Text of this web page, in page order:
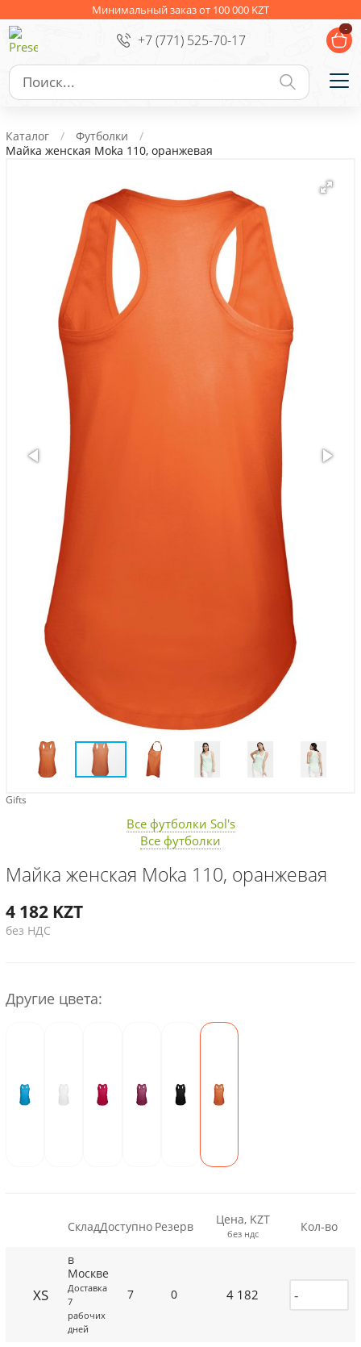
Минимальный заказ от 100 000 KZT
+7 (771) 525-70-17
-
Ежедневники Новогодние подарки
Сувениры к праздникам Упаковка
Личные аксессуары
Деловые подарки
Съедобные подарки с логотипом
Каталог
Футболки
Майка женская Moka 110, оранжевая
Gifts
Все футболки Sol's
Все футболки
Майка женская Moka 110, оранжевая
4 182 KZT
без НДС
Другие цвета:
СкладДоступно Резерв Цена, KZT
без ндс Кол-во
XS
в
Москве
Доставка
7
рабочих
дней
7 0 4 182